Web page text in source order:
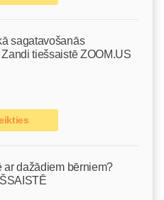
sagatavošanās
tiešsaistē ZOOM.US
ar dažādiem bērniem?